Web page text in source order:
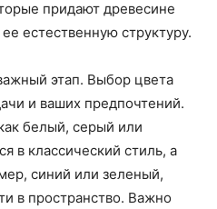
придают древесине
естественную структуру.
этап. Выбор цвета
и ваших предпочтений.
белый, серый или
в классический стиль, а
синий или зеленый,
в пространство. Важно